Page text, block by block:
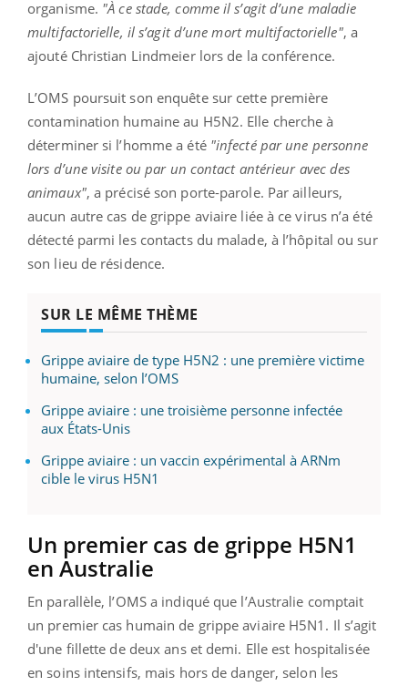
organisme. "À ce stade, comme il s’agit d’une maladie
multifactorielle, il s’agit d’une mort multifactorielle", a
ajouté Christian Lindmeier lors de la conférence.
L’OMS poursuit son enquête sur cette première
contamination humaine au H5N2. Elle cherche à
déterminer si l’homme a été "infecté par une personne
lors d’une visite ou par un contact antérieur avec des
animaux", a précisé son porte-parole. Par ailleurs,
aucun autre cas de grippe aviaire liée à ce virus n’a été
détecté parmi les contacts du malade, à l’hôpital ou sur
son lieu de résidence.
SUR LE MÊME THÈME
Grippe aviaire de type H5N2 : une première victime
humaine, selon l’OMS
Grippe aviaire : une troisième personne infectée
aux États-Unis
Grippe aviaire : un vaccin expérimental à ARNm
cible le virus H5N1
Un premier cas de grippe H5N1
en Australie
En parallèle, l’OMS a indiqué que l’Australie comptait
un premier cas humain de grippe aviaire H5N1. Il s’agit
d'une fillette de deux ans et demi. Elle est hospitalisée
en soins intensifs, mais hors de danger, selon les